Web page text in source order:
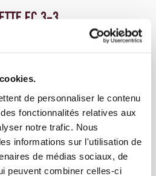
de personnaliser le contenu
fonctionnalités relatives aux
notre trafic. Nous
informations sur l'utilisation de
de médias sociaux, de
peuvent combiner celles-ci
FC 3-3